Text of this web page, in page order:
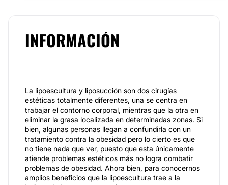
INFORMACIÓN
La lipoescultura y liposucción son dos cirugías
estéticas totalmente diferentes, una se centra en
trabajar el contorno corporal, mientras que la otra en
eliminar la grasa localizada en determinadas zonas. Si
bien, algunas personas llegan a confundirla con un
tratamiento contra la obesidad pero lo cierto es que
no tiene nada que ver, puesto que esta únicamente
atiende problemas estéticos más no logra combatir
problemas de obesidad. Ahora bien, para conocernos
amplios beneficios que la lipoescultura trae a la